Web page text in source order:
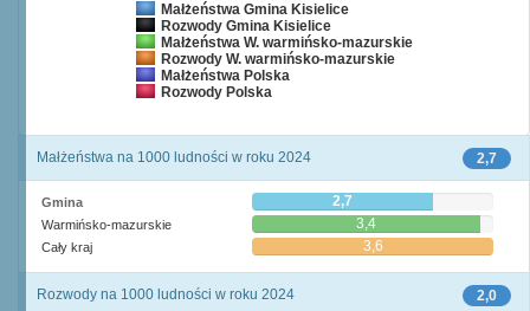
Małżeństwa Gmina Kisielice
Rozwody Gmina Kisielice
Małżeństwa W. warmińsko-mazurskie
Rozwody W. warmińsko-mazurskie
Małżeństwa Polska
Rozwody Polska
2,7
Małżeństwa na 1000 ludności w roku 2024
Gmina 2,7
Warmińsko-mazurskie 3,4
Cały kraj 3,6
2,0
Rozwody na 1000 ludności w roku 2024